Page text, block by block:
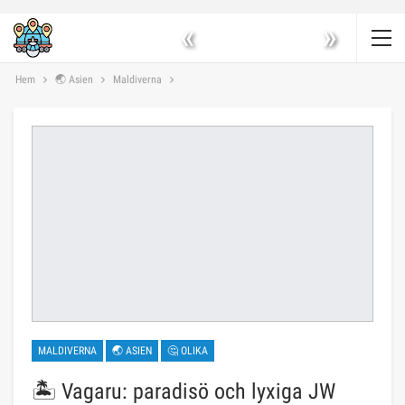
« »
Hem 🌏 Asien Maldiverna
MALDIVERNA 🌏 ASIEN 🤔 OLIKA
🏝️ Vagaru: paradisö och lyxiga JW